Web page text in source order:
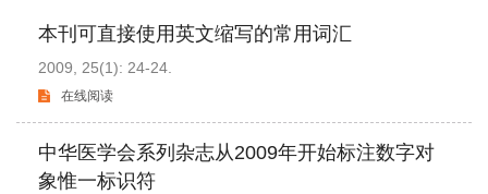
本刊可直接使用英文缩写的常用词汇
2009, 25(1): 24-24.
在线阅读
中华医学会系列杂志从2009年开始标注数字对
象惟一标识符